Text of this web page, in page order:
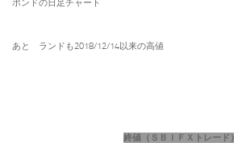
ポンドの日足チャート
あと ランドも2018/12/14以来の高値
終値（ＳＢＩＦＸトレード）